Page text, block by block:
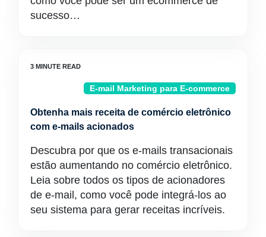
sucesso…
E-mail Marketing para E-commerce
Obtenha mais receita de comércio eletrônico
com e-mails acionados
Descubra por que os e-mails transacionais
estão aumentando no comércio eletrônico.
Leia sobre todos os tipos de acionadores
de e-mail, como você pode integrá-los ao
seu sistema para gerar receitas incríveis.